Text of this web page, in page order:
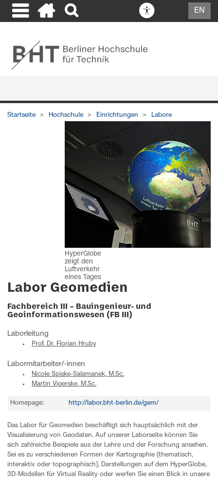
EN
Startseite Hochschule Einrichtungen Labore
HyperGlobe
zeigt den
Luftverkehr
eines Tages
Labor Geomedien
Fachbereich III – Bauingenieur- und
Geoinformationswesen (FB III)
Laborleitung
Prof. Dr. Florian Hruby
Labormitarbeiter/-innen
Nicole Spiske-Salamanek, M.Sc.
Martin Vigerske, M.Sc.
Homepage: http://labor.bht-berlin.de/gem/
Das Labor für Geomedien beschäftigt sich hauptsächlich mit der
Visualisierung von Geodaten. Auf unserer Laborseite können Sie
sich zahlreiche Beispiele aus der Lehre und der Forschung ansehen.
Sei es zu verschiedenen Formen der Kartographie (thematisch,
interaktiv oder topographisch), Darstellungen auf dem HyperGlobe,
3D-Modellen für Virtual Reality oder werfen Sie einen Blick in unsere